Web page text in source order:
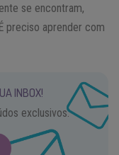
se encontram,
preciso aprender com
INBOX!
exclusivos.